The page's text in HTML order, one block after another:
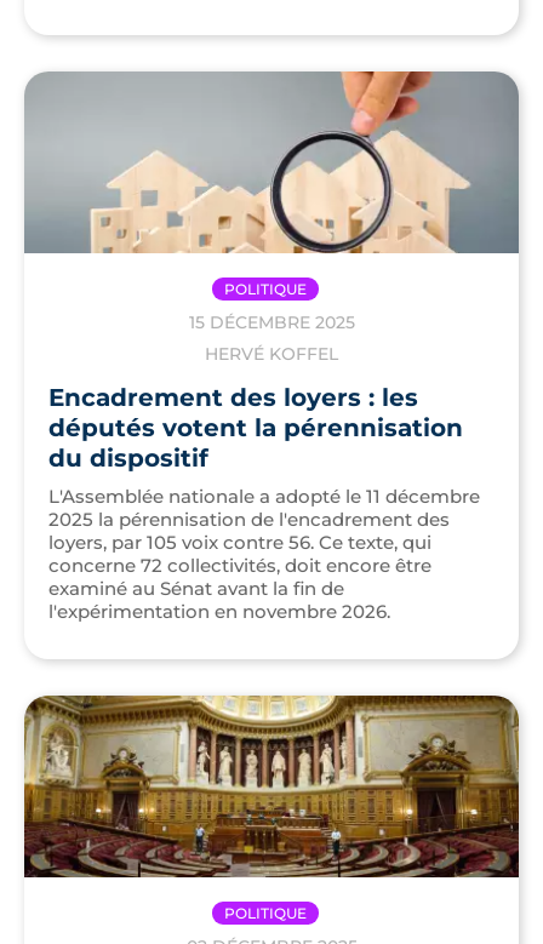
POLITIQUE
15 DÉCEMBRE 2025
HERVÉ KOFFEL
Encadrement des loyers : les
députés votent la pérennisation
du dispositif
L'Assemblée nationale a adopté le 11 décembre
2025 la pérennisation de l'encadrement des
loyers, par 105 voix contre 56. Ce texte, qui
concerne 72 collectivités, doit encore être
examiné au Sénat avant la fin de
l'expérimentation en novembre 2026.
POLITIQUE